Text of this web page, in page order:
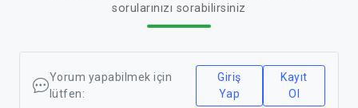
sorularınızı sorabilirsiniz
Yorum yapabilmek için
lütfen:
Giriş
Yap
Kayıt
Ol